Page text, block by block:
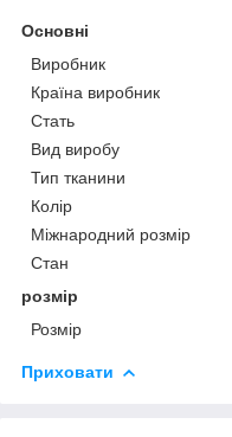
Основні
Виробник
Країна виробник
Стать
Вид виробу
Тип тканини
Колір
Міжнародний розмір
Стан
розмір
Розмір
Приховати